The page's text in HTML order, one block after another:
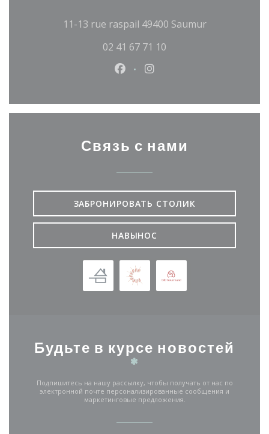
11-13 rue raspail 49400 Saumur
02 41 67 71 10
Facebook ((открывается в
Instagram
Связь с нами
ЗАБРОНИРОВАТЬ СТОЛИК
НАВЫНОС
Будьте в курсе новостей
*
Подпишитесь на нашу рассылку, чтобы получать от нас по
электронной почте персонализированные сообщения и
маркетинговые предложения.